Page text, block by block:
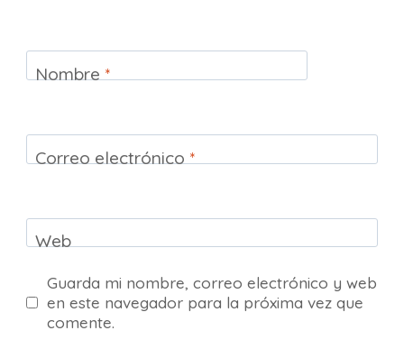
Nombre *
Correo electrónico *
Web
Guarda mi nombre, correo electrónico y web
en este navegador para la próxima vez que
comente.